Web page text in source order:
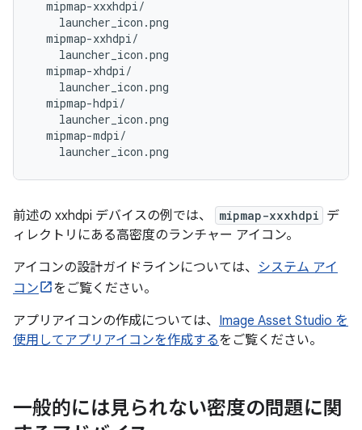
  mipmap-xxxhdpi/
    launcher_icon.png
  mipmap-xxhdpi/
    launcher_icon.png
  mipmap-xhdpi/
    launcher_icon.png
  mipmap-hdpi/
    launcher_icon.png
  mipmap-mdpi/
前述の xxhdpi デバイスの例では、 mipmap-xxxhdpi デ
ィレクトリにある高密度のランチャー アイコン。
アイコンの設計ガイドラインについては、 システム アイ
コン
をご覧ください。
アプリアイコンの作成については、 Image Asset Studio を
使用してアプリアイコンを作成するをご覧ください。
一般的には見られない密度の問題に関